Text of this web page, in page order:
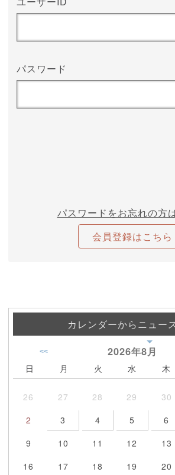
パスワード
パスワードをお忘れの方
会員登録はこちら
カレンダーからニュー
2026年8月
<<
日 月 火 水 木
26 27 28 29 30
2
3 4 5 6
9
10 11 12 13
16
17 18 19 20